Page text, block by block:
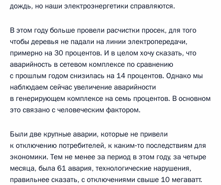
дождь, но наши электроэнергетики справляются.
В этом году больше провели расчистки просек, для того
чтобы деревья не падали на линии электропередачи,
примерно на 30 процентов. И в целом хочу сказать, что
аварийность в сетевом комплексе по сравнению
с прошлым годом снизилась на 14 процентов. Однако мы
наблюдаем сейчас увеличение аварийности
в генерирующем комплексе на семь процентов. В основном
это связано с человеческим фактором.
Были две крупные аварии, которые не привели
к отключению потребителей, к каким‑то последствиям для
экономики. Тем не менее за период в этом году, за четыре
месяца, была 61 авария, технологические нарушения,
правильнее сказать, с отключениями свыше 10 мегаватт.